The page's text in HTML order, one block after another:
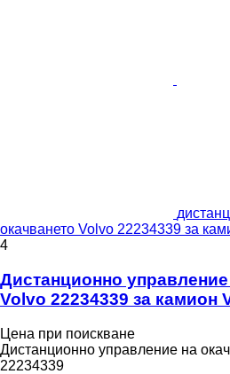
окачването Volvo 22234339 за
4
Дистанционно
Volvo 22234339 за камион
Цена при поискване
Дистанционно управление на
22234339